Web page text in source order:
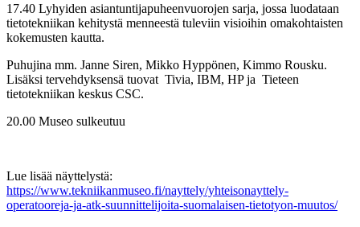
17.40 Lyhyiden asiantuntijapuheenvuorojen sarja, jossa luodataan
tietotekniikan kehitystä menneestä tuleviin visioihin omakohtaisten
kokemusten kautta.
Puhujina mm. Janne Siren, Mikko Hyppönen, Kimmo Rousku.
Lisäksi tervehdyksensä tuovat Tivia, IBM, HP ja Tieteen
tietotekniikan keskus CSC.
20.00 Museo sulkeutuu
Lue lisää näyttelystä:
https://www.tekniikanmuseo.fi/nayttely/yhteisonayttely-
operatooreja-ja-atk-suunnittelijoita-suomalaisen-tietotyon-muutos/